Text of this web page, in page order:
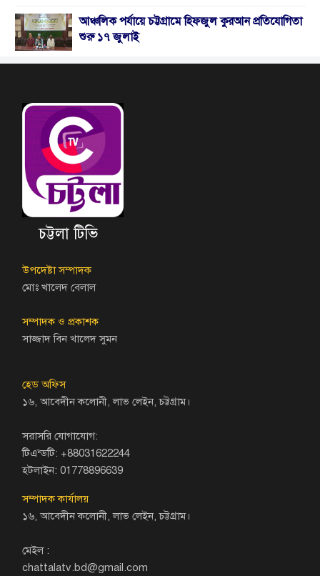
আঞ্চলিক পর্যায়ে চট্টগ্রামে হিফজুল কুরআন প্রতিযোগিতা
শুরু ১৭ জুলাই
চট্টলা টিভি
উপদেষ্টা সম্পাদক
মোঃ খালেদ বেলাল
সম্পাদক ও প্রকাশক
সাজ্জাদ বিন খালেদ সুমন
হেড অফিস
১৬, আবেদীন কলোনী, লাভ লেইন, চট্টগ্রাম।
সরাসরি যোগাযোগ:
টিএন্ডটি: +88031622244
হটলাইন: 01778896639
সম্পাদক কার্যালয়
১৬, আবেদীন কলোনী, লাভ লেইন, চট্টগ্রাম।
মেইল :
chattalatv.bd@gmail.com